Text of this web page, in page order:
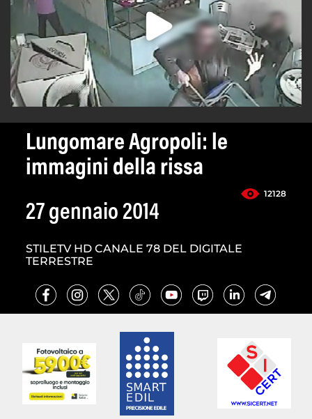
Lungomare Agropoli: le
immagini della rissa
12128
27 gennaio 2014
STILETV HD CANALE 78 DEL DIGITALE
TERRESTRE